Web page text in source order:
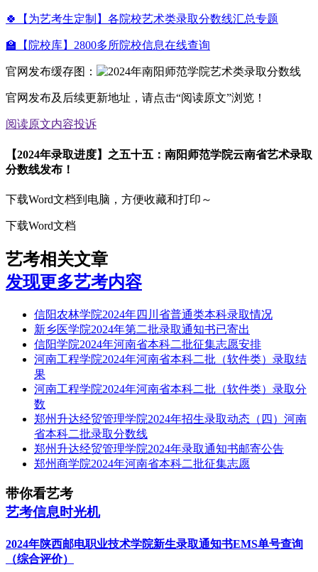
🍀【为艺考生定制】各院校艺术类录取分数线汇总专题
🏫【院校库】2800多所院校信息在线查询
官网发布缓存图：
官网发布及后续更新地址，请点击“阅读原文”浏览！
阅读原文内容投诉
【2024年录取进度】之五十五：南阳师范学院云南省艺术录取
分数线发布！
下载Word文档到电脑，方便收藏和打印～
下载Word文档
艺考相关文章
发现更多艺考内容
信阳农林学院2024年四川省普通类本科录取情况
新乡医学院2024年第二批录取通知书已寄出
信阳学院2024年河南省本科二批征集志愿安排
河南工程学院2024年河南省本科二批（软件类）录取结
果
河南工程学院2024年河南省本科二批（软件类）录取分
数
郑州升达经贸管理学院2024年招生录取动态（四）河南
省本科二批录取分数线
郑州升达经贸管理学院2024年录取通知书邮寄公告
郑州商学院2024年河南省本科二批征集志愿
带你看艺考
艺考信息时光机
2024年陕西邮电职业技术学院新生录取通知书EMS单号查询
（综合评价）